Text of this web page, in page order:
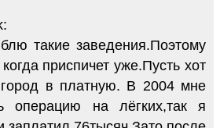
такие заведения.Поэтому
приспичет уже.Пусть хот
в платную. В 2004 мне
операцию на лёгких,так я